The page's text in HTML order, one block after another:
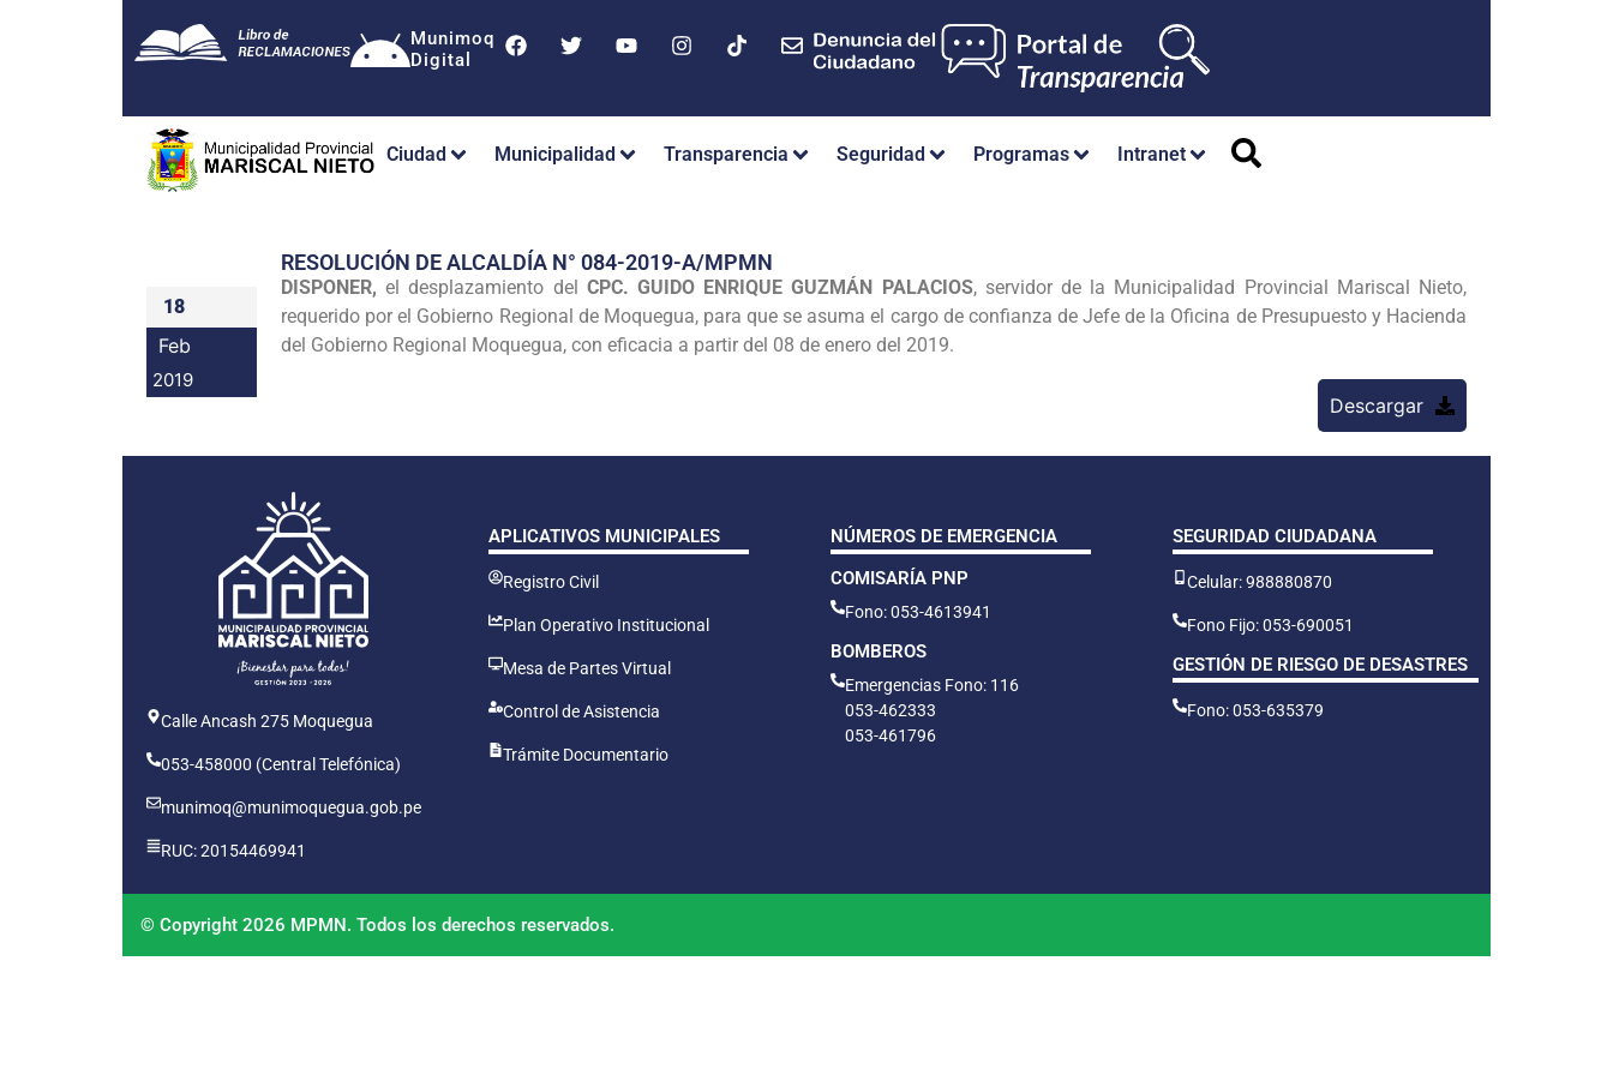
Munimoq
Digital
Ciudad Municipalidad Transparencia Seguridad Programas Intranet
18
Feb
2019
RESOLUCIÓN DE ALCALDÍA N° 084-2019-A/MPMN
DISPONER, el desplazamiento del CPC. GUIDO ENRIQUE GUZMÁN PALACIOS, servidor de la Municipalidad Provincial Mariscal Nieto,
requerido por el Gobierno Regional de Moquegua, para que se asuma el cargo de confianza de Jefe de la Oficina de Presupuesto y Hacienda
del Gobierno Regional Moquegua, con eficacia a partir del 08 de enero del 2019.
Descargar
Calle Ancash 275 Moquegua
053-458000 (Central Telefónica)
munimoq@munimoquegua.gob.pe
RUC: 20154469941
APLICATIVOS MUNICIPALES
Registro Civil
Plan Operativo Institucional
Mesa de Partes Virtual
Control de Asistencia
Trámite Documentario
NÚMEROS DE EMERGENCIA
COMISARÍA PNP
Fono: 053-4613941
BOMBEROS
Emergencias Fono: 116
053-462333
053-461796
SEGURIDAD CIUDADANA
Celular: 988880870
Fono Fijo: 053-690051
GESTIÓN DE RIESGO DE DESASTRES
Fono: 053-635379
© Copyright 2026 MPMN. Todos los derechos reservados.